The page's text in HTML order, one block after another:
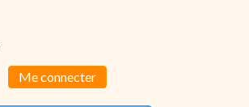
Me connecter